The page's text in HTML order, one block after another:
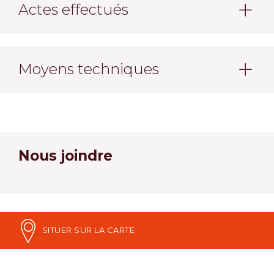
Actes effectués
Moyens techniques
Nous joindre
SITUER SUR LA CARTE